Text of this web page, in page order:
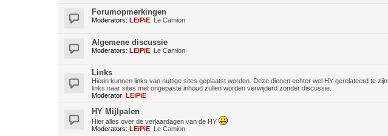
Forumopmerkingen
Moderators: LEiPiE Le Camion
Algemene discussie
Moderators: LEiPiE Le Camion
Links
Hierin kunnen links van nuttige sites geplaatst worden. Deze dienen echter wel HY-gerelateerd te zijn.
links naar sites met ongepaste inhoud zullen worden verwijderd zonder discussie.
Moderator: LEiPiE
HY Mijlpalen
Hier alles over de verjaardagen van de HY
Moderators: LEiPiE Le Camion